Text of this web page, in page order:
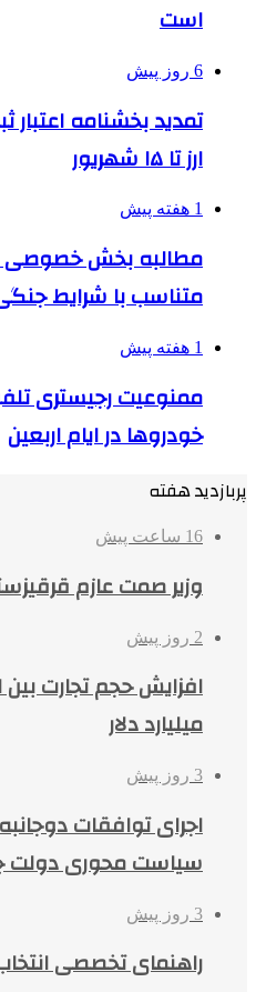
است
6 روز پیش
تمدید بخشنامه
ارز تا ۱۵ شهریور
1 هفته پیش
مطالبه بخش خصوصی
متناسب با شرایط
1 هفته پیش
ممنوعیت رجیستری
خودروها در ایام اربعین
پربازدید هفته
16 ساعت پیش
وزیر صمت عازم
2 روز پیش
میلیارد دلار
3 روز پیش
اجرای توافقات
سیاست محوری دولت
3 روز پیش
راهنمای تخصصی